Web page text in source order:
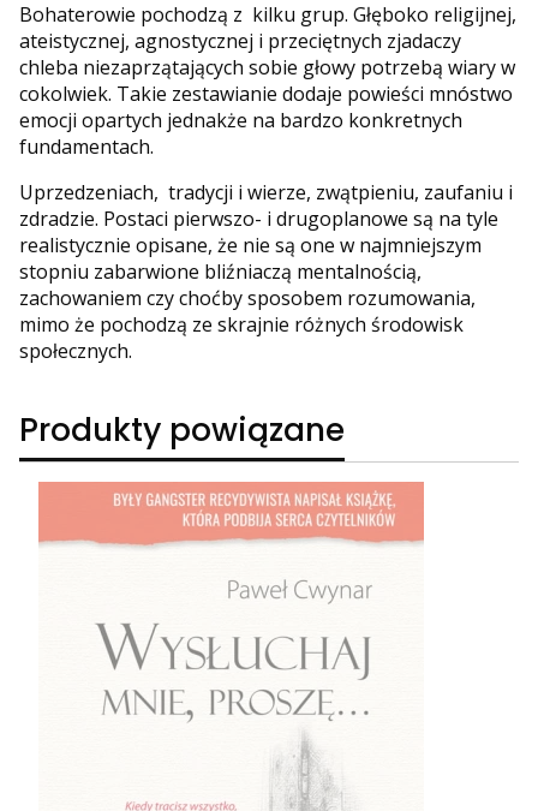
Bohaterowie pochodzą z kilku grup. Głęboko religijnej,
ateistycznej, agnostycznej i przeciętnych zjadaczy
chleba niezaprzątających sobie głowy potrzebą wiary w
cokolwiek. Takie zestawianie dodaje powieści mnóstwo
emocji opartych jednakże na bardzo konkretnych
fundamentach.
Uprzedzeniach, tradycji i wierze, zwątpieniu, zaufaniu i
zdradzie. Postaci pierwszo- i drugoplanowe są na tyle
realistycznie opisane, że nie są one w najmniejszym
stopniu zabarwione bliźniaczą mentalnością,
zachowaniem czy choćby sposobem rozumowania,
mimo że pochodzą ze skrajnie różnych środowisk
społecznych.
Produkty powiązane